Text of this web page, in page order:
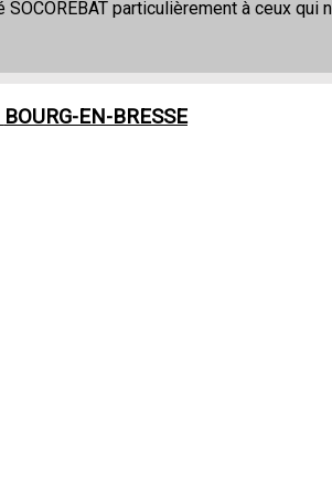
particulièrement à ceux qui
BOURG-EN-BRESSE